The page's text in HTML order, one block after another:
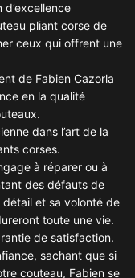
pliant corse de
ceux qui offrent une
de Fabien Cazorla
en la qualité
dans l’art de la
corses.
à réparer ou à
des défauts de
et sa volonté de
toute une vie.
de satisfaction.
sachant que si
couteau, Fabien se